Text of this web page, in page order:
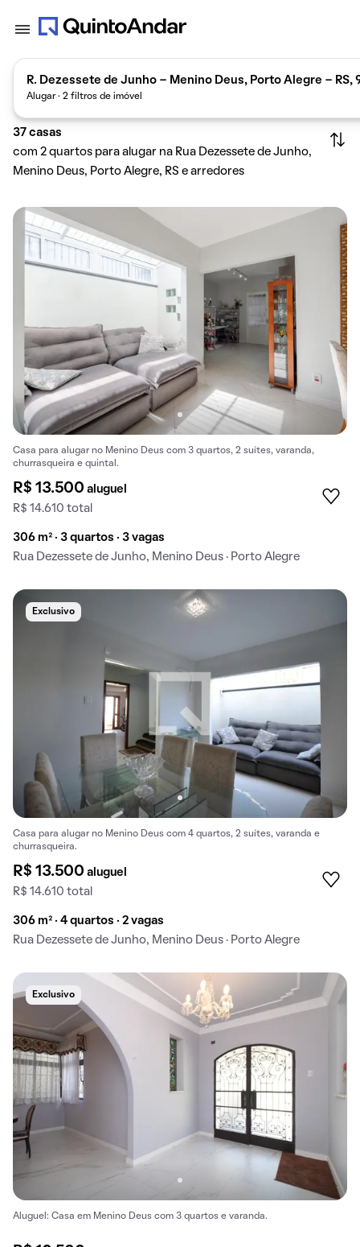
R. Dezessete de Junho - Menino Deus, Porto Alegre - RS,
Alugar · 2 filtros de imóvel
37 casas
com 2 quartos para alugar na Rua Dezessete de Junho,
Menino Deus, Porto Alegre, RS e arredores
Casa para alugar no Menino Deus com 3 quartos, 2 suítes, varanda,
churrasqueira e quintal.
R$ 13.500aluguel
R$ 14.610 total
306 m² · 3 quartos · 3 vagas
Rua Dezessete de Junho, Menino Deus · Porto Alegre
Exclusivo
Casa para alugar no Menino Deus com 4 quartos, 2 suítes, varanda e
churrasqueira.
R$ 13.500aluguel
R$ 14.610 total
306 m² · 4 quartos · 2 vagas
Rua Dezessete de Junho, Menino Deus · Porto Alegre
Exclusivo
Aluguel: Casa em Menino Deus com 3 quartos e varanda.